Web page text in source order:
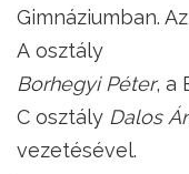
Gimnáziumban. Az
A osztály
Borhegyi Péter, a
C osztály Dalos
vezetésével.